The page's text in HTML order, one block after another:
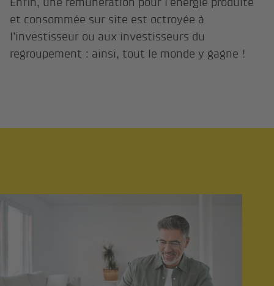
et consommée sur site est octroyée à
l’investisseur ou aux investisseurs du
regroupement : ainsi, tout le monde y gagne !